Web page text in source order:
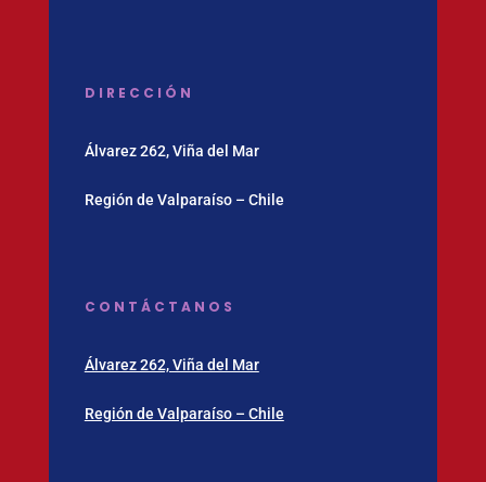
DIRECCIÓN
Álvarez 262, Viña del Mar
Región de Valparaíso – Chile
CONTÁCTANOS
Álvarez 262, Viña del Mar
Región de Valparaíso – Chile